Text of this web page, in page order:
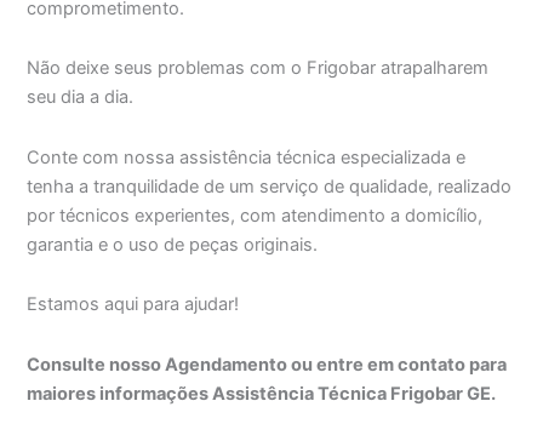
comprometimento.
Não deixe seus problemas com o Frigobar atrapalharem
seu dia a dia.
Conte com nossa assistência técnica especializada e
tenha a tranquilidade de um serviço de qualidade, realizado
por técnicos experientes, com atendimento a domicílio,
garantia e o uso de peças originais.
Estamos aqui para ajudar!
Consulte nosso Agendamento ou entre em contato para
maiores informações Assistência Técnica Frigobar GE.